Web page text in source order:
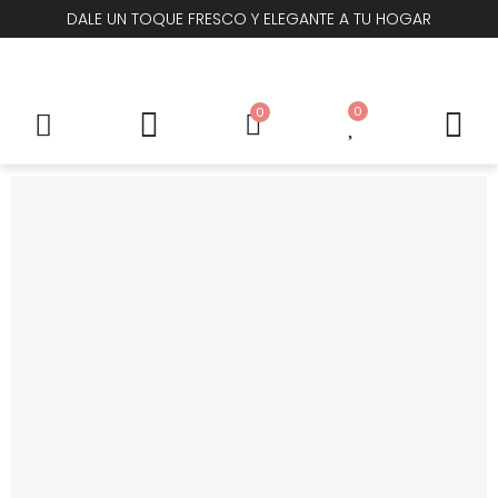
DALE UN TOQUE FRESCO Y ELEGANTE A TU HOGAR
0 0